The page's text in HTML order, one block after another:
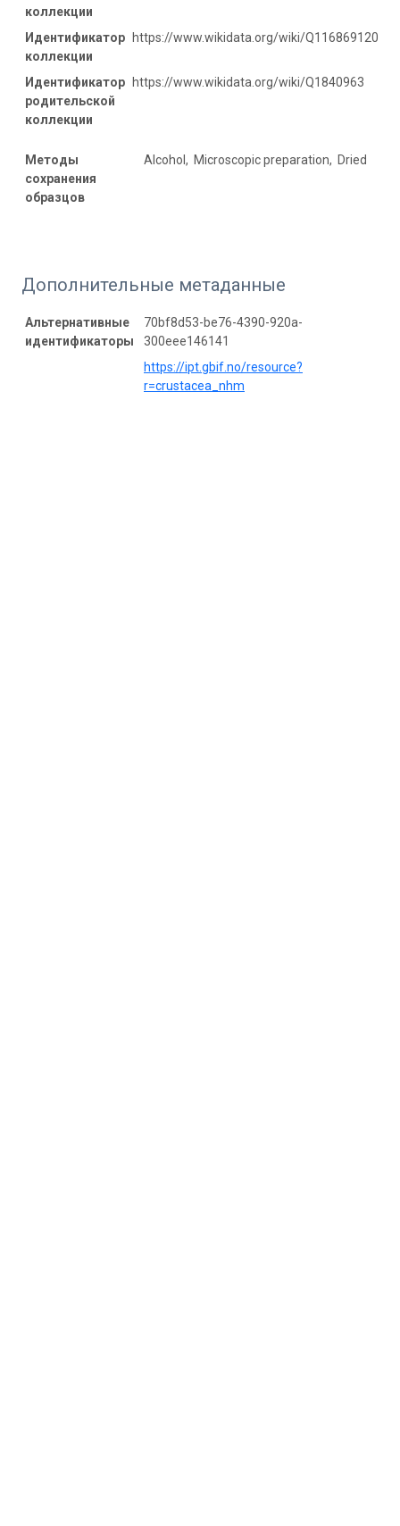
коллекции
Идентификатор
коллекции
https://www.wikidata.org/wiki/Q116869120
Идентификатор
родительской
коллекции
https://www.wikidata.org/wiki/Q1840963
Методы
сохранения
образцов
Alcohol, Microscopic preparation, Dried
Дополнительные метаданные
Альтернативные
идентификаторы
70bf8d53-be76-4390-920a-
300eee146141
https://ipt.gbif.no/resource?
r=crustacea_nhm